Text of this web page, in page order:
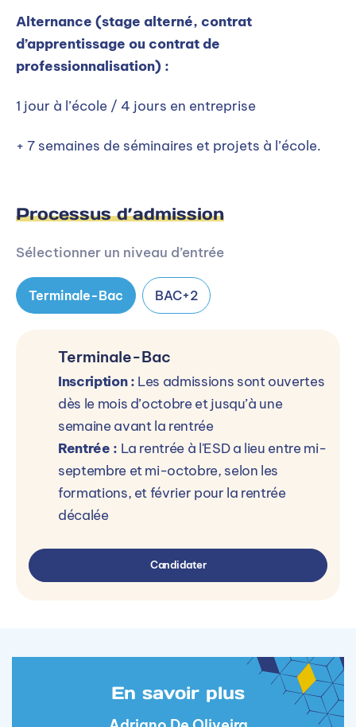
Alternance (stage alterné, contrat
d’apprentissage ou contrat de
professionnalisation) :
1 jour à l’école / 4 jours en entreprise
+ 7 semaines de séminaires et projets à l’école.
Processus d’admission
Sélectionner un niveau d’entrée
Terminale-Bac BAC+2
Terminale-Bac
Inscription : Les admissions sont ouvertes
dès le mois d’octobre et jusqu’à une
semaine avant la rentrée
Rentrée : La rentrée à l'ESD a lieu entre mi-
septembre et mi-octobre, selon les
formations, et février pour la rentrée
décalée
Candidater
En savoir plus